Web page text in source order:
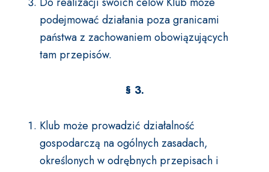
podejmować działania poza granicami
państwa z zachowaniem obowiązujących
tam przepisów.
§ 3.
Klub może prowadzić działalność
gospodarczą na ogólnych zasadach,
określonych w odrębnych przepisach i